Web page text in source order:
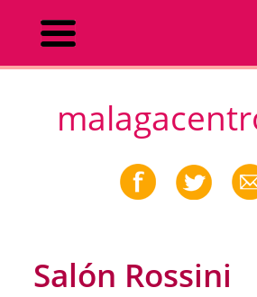
Salón Rossini